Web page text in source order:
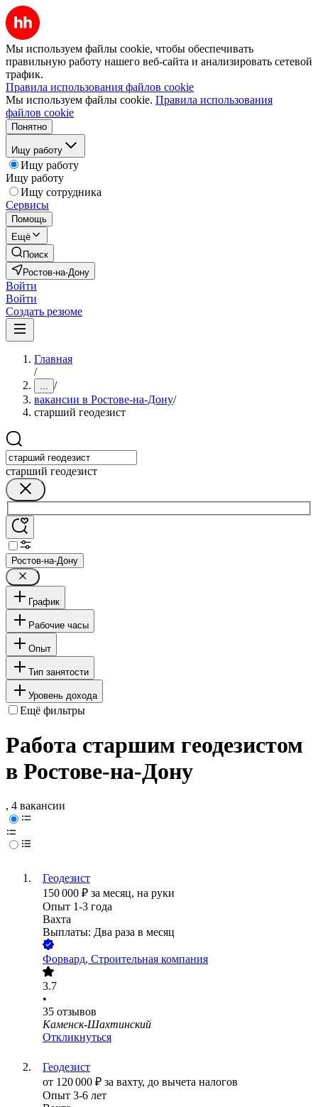
Мы используем файлы cookie, чтобы обеспечивать
правильную работу нашего веб-сайта и анализировать сетевой
трафик.
Правила использования файлов cookie
Мы используем файлы cookie. Правила использования
файлов cookie
Понятно
Ищу работу
Ищу работу
Ищу работу
Ищу сотрудника
Сервисы
Помощь
Ещё
Поиск
Ростов-на-Дону
Войти
Войти
Создать резюме
Главная
/
... /
вакансии в Ростове-на-Дону/
старший геодезист
старший геодезист
Ростов-на-Дону
График
Рабочие часы
Опыт
Тип занятости
Уровень дохода
Ещё фильтры
Работа старшим геодезистом
в Ростове-на-Дону
, 4 вакансии
Геодезист
150 000 ₽ за месяц, на руки
Опыт 1-3 года
Вахта
Выплаты: Два раза в месяц
Форвард, Строительная компания
3.7
•
35 отзывов
Каменск-Шахтинский
Откликнуться
Геодезист
от 120 000 ₽ за вахту, до вычета налогов
Опыт 3-6 лет